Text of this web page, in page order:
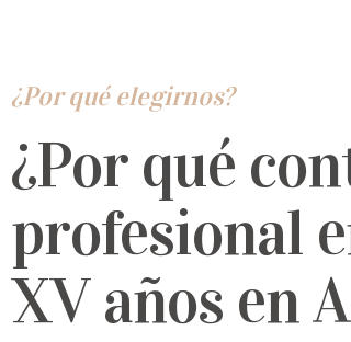
¿Por qué elegirnos?
¿Por qué
profesional
XV años en